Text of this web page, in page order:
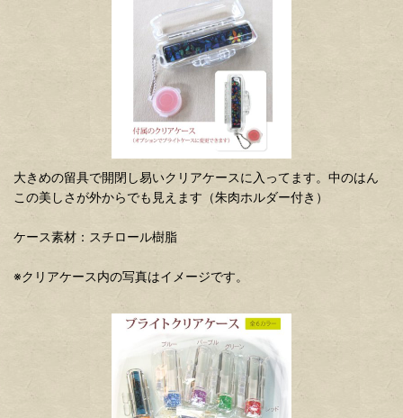
大きめの留具で開閉し易いクリアケースに入ってます。中のはん
この美しさが外からでも見えます（朱肉ホルダー付き）
ケース素材：スチロール樹脂
※クリアケース内の写真はイメージです。